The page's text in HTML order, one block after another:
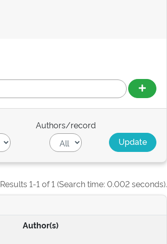
Authors/record
Results 1-1 of 1 (Search time: 0.002 seconds).
Author(s)